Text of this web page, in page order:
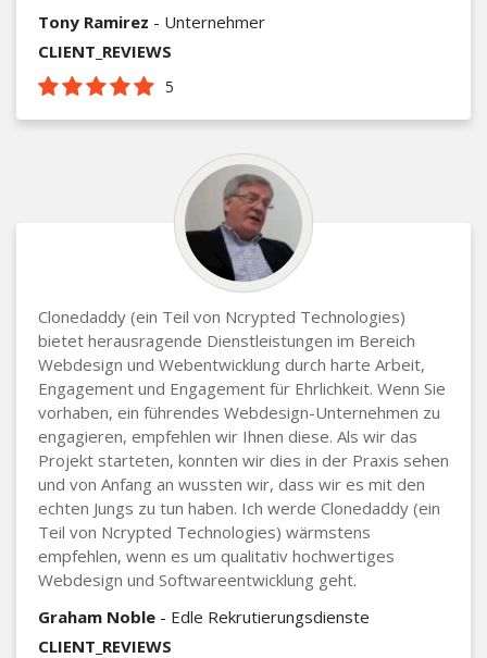
Tony Ramirez - Unternehmer
CLIENT_REVIEWS
5
Clonedaddy (ein Teil von Ncrypted Technologies)
bietet herausragende Dienstleistungen im Bereich
Webdesign und Webentwicklung durch harte Arbeit,
Engagement und Engagement für Ehrlichkeit. Wenn Sie
vorhaben, ein führendes Webdesign-Unternehmen zu
engagieren, empfehlen wir Ihnen diese. Als wir das
Projekt starteten, konnten wir dies in der Praxis sehen
und von Anfang an wussten wir, dass wir es mit den
echten Jungs zu tun haben. Ich werde Clonedaddy (ein
Teil von Ncrypted Technologies) wärmstens
empfehlen, wenn es um qualitativ hochwertiges
Webdesign und Softwareentwicklung geht.
Graham Noble - Edle Rekrutierungsdienste
CLIENT_REVIEWS